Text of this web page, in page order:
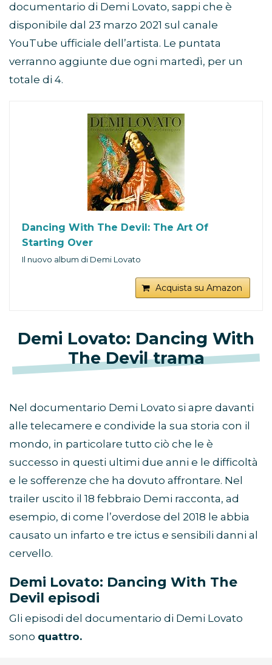
documentario di Demi Lovato, sappi che è
disponibile dal 23 marzo 2021 sul canale
YouTube ufficiale dell’artista. Le puntata
verranno aggiunte due ogni martedì, per un
totale di 4.
Dancing With The Devil: The Art Of
Starting Over
Il nuovo album di Demi Lovato
Acquista su Amazon
Demi Lovato: Dancing With
The Devil trama
Nel documentario Demi Lovato si apre davanti
alle telecamere e condivide la sua storia con il
mondo, in particolare tutto ciò che le è
successo in questi ultimi due anni e le difficoltà
e le sofferenze che ha dovuto affrontare. Nel
trailer uscito il 18 febbraio Demi racconta, ad
esempio, di come l’overdose del 2018 le abbia
causato un infarto e tre ictus e sensibili danni al
cervello.
Demi Lovato: Dancing With The
Devil episodi
Gli episodi del documentario di Demi Lovato
sono quattro.